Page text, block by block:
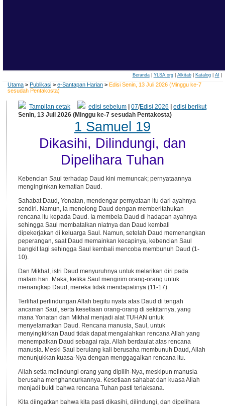
Beranda| YLSA.org| Alkitab| Katalog| AI
Utama > Publikasi > e-Santapan Harian > Edisi Senin, 13 Juli 2026 (Minggu ke-7
sesudah Pentakosta)
Tampilan cetak edisi sebelum |07/Edisi 2026 |edisi berikut
Senin, 13 Juli 2026 (Minggu ke-7 sesudah Pentakosta)
1 Samuel 19
Dikasihi, Dilindungi, dan
Dipelihara Tuhan
Kebencian Saul terhadap Daud kini memuncak; pernyataannya
menginginkan kematian Daud.
Sahabat Daud, Yonatan, mendengar pernyataan itu dari ayahnya
sendiri. Namun, ia menolong Daud dengan memberitahukan
rencana itu kepada Daud. Ia membela Daud di hadapan ayahnya
sehingga Saul membatalkan niatnya dan Daud kembali
dipekerjakan di keluarga Saul. Namun, setelah Daud memenangkan
peperangan, saat Daud memainkan kecapinya, kebencian Saul
bangkit lagi sehingga Saul kembali mencoba membunuh Daud (1-
10).
Dan Mikhal, istri Daud menyuruhnya untuk melarikan diri pada
malam hari. Maka, ketika Saul mengirim orang-orang untuk
menangkap Daud, mereka tidak mendapatinya (11-17).
Terlihat perlindungan Allah begitu nyata atas Daud di tengah
ancaman Saul, serta kesetiaan orang-orang di sekitarnya, yang
mana Yonatan dan Mikhal menjadi alat TUHAN untuk
menyelamatkan Daud. Rencana manusia, Saul, untuk
menyingkirkan Daud tidak dapat mengalahkan rencana Allah yang
menempatkan Daud sebagai raja. Allah berdaulat atas rencana
manusia. Meski Saul berulang kali berusaha membunuh Daud, Allah
menunjukkan kuasa-Nya dengan menggagalkan rencana itu.
Allah setia melindungi orang yang dipilih-Nya, meskipun manusia
berusaha menghancurkannya. Kesetiaan sahabat dan kuasa Allah
menjadi bukti bahwa rencana Tuhan pasti terlaksana.
Kita diingatkan bahwa kita pasti dikasihi, dilindungi, dan dipelihara